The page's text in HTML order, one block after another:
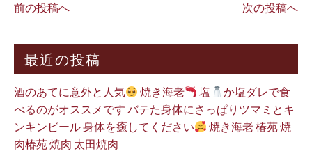
前の投稿へ 次の投稿へ
最近の投稿
酒のあてに意外と人気 焼き海老 塩
か塩ダレで食
べるのがオススメです バテた身体にさっぱりツマミとキ
ンキンビール 身体を癒してください
焼き海老 椿苑 焼
肉椿苑 焼肉 太田焼肉